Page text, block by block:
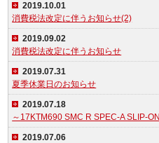
2019.10.01
消費税法改定に伴うお知らせ(2)
2019.09.02
消費税法改定に伴うお知らせ
2019.07.31
夏季休業日のお知らせ
2019.07.18
～17KTM690 SMC R SPEC-A SLIP-
2019.07.06